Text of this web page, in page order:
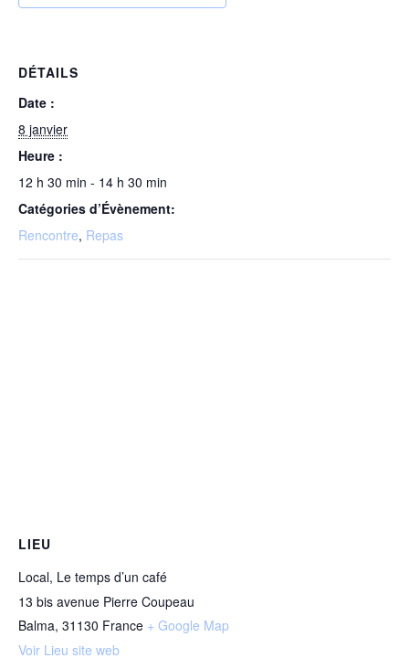
DÉTAILS
Date :
8 janvier
Heure :
12 h 30 min - 14 h 30 min
Catégories d’Évènement:
Rencontre, Repas
LIEU
Local, Le temps d’un café
13 bis avenue Pierre Coupeau
Balma, 31130 France + Google Map
Voir Lieu site web